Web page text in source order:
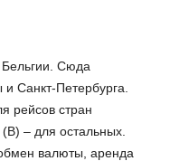
Сюда
Санкт-Петербурга.
рейсов стран
– для остальных.
валюты, аренда